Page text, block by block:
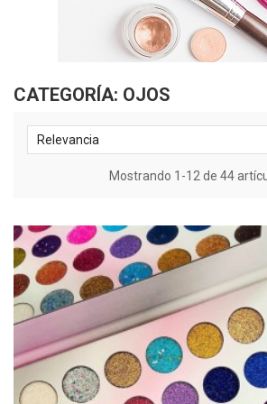
CATEGORÍA: OJOS
Relevancia
Mostrando 1-12 de 44